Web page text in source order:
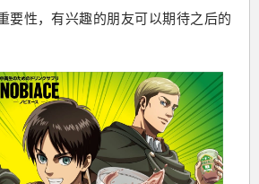
要性，有兴趣的朋友可以期待之后的